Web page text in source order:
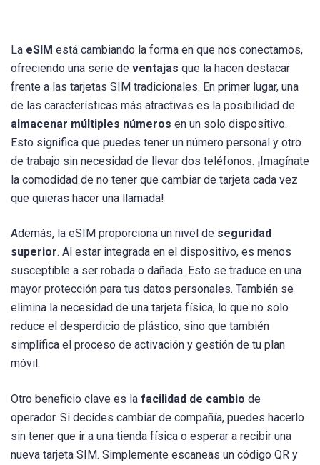
La eSIM está cambiando la forma en que nos conectamos,
ofreciendo una serie de ventajas que la hacen destacar
frente a las tarjetas SIM tradicionales. En primer lugar, una
de las características más atractivas es la posibilidad de
almacenar múltiples números en un solo dispositivo.
Esto significa que puedes tener un número personal y otro
de trabajo sin necesidad de llevar dos teléfonos. ¡Imagínate
la comodidad de no tener que cambiar de tarjeta cada vez
que quieras hacer una llamada!
Además, la eSIM proporciona un nivel de seguridad
superior. Al estar integrada en el dispositivo, es menos
susceptible a ser robada o dañada. Esto se traduce en una
mayor protección para tus datos personales. También se
elimina la necesidad de una tarjeta física, lo que no solo
reduce el desperdicio de plástico, sino que también
simplifica el proceso de activación y gestión de tu plan
móvil.
Otro beneficio clave es la facilidad de cambio de
operador. Si decides cambiar de compañía, puedes hacerlo
sin tener que ir a una tienda física o esperar a recibir una
nueva tarjeta SIM. Simplemente escaneas un código QR y